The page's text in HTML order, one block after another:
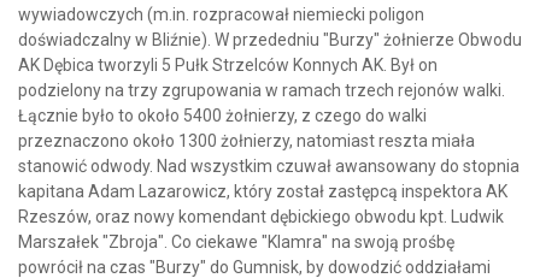
wywiadowczych (m.in. rozpracował niemiecki poligon
doświadczalny w Bliźnie). W przededniu "Burzy" żołnierze Obwodu
AK Dębica tworzyli 5 Pułk Strzelców Konnych AK. Był on
podzielony na trzy zgrupowania w ramach trzech rejonów walki.
Łącznie było to około 5400 żołnierzy, z czego do walki
przeznaczono około 1300 żołnierzy, natomiast reszta miała
stanowić odwody. Nad wszystkim czuwał awansowany do stopnia
kapitana Adam Lazarowicz, który został zastępcą inspektora AK
Rzeszów, oraz nowy komendant dębickiego obwodu kpt. Ludwik
Marszałek "Zbroja". Co ciekawe "Klamra" na swoją prośbę
powrócił na czas "Burzy" do Gumnisk, by dowodzić oddziałami